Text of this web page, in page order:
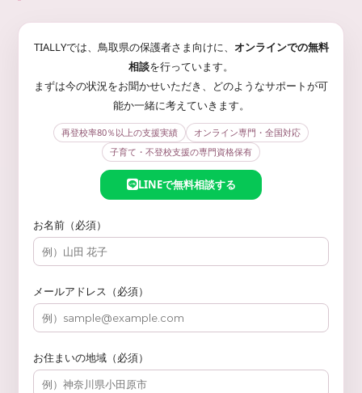
TIALLYでは、鳥取県の保護者さま向けに、 オンラインでの無料
相談を行っています。
まずは今の状況をお聞かせいただき、どのようなサポートが可
能か一緒に考えていきます。
再登校率80％以上の支援実績
オンライン専門・全国対応
子育て・不登校支援の専門資格保有
LINEで無料相談する
お名前（必須）
メールアドレス（必須）
お住まいの地域（必須）